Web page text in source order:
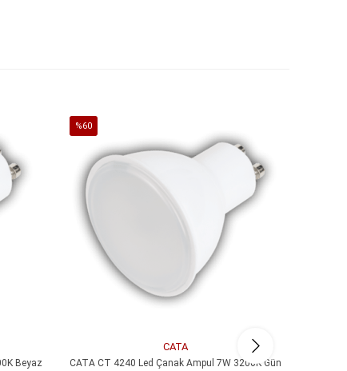
Beyaz
%60
%60İndirim
CATA
CATA CT 4240 Led Çanak Ampul 7W 3200K Gün